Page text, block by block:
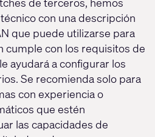
con una descripción
que puede utilizarse para
cumple con los requisitos de
ayudará a configurar los
Se recomienda solo para
con experiencia o
que estén
las capacidades de